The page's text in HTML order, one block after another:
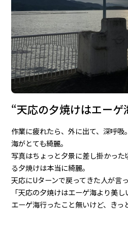
“天応の夕焼けはエーゲ
作業に疲れたら、外に出て、深呼吸。
海がとても綺麗。
写真はちょっと夕景に差し掛かっ
る夕焼けは本当に綺麗。
天応にUターンで戻ってきた人が言っ
「天応の夕焼けはエーゲ海より美し
エーゲ海行ったこと無いけど、きっ